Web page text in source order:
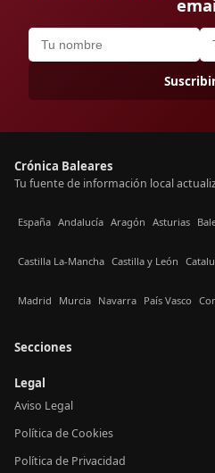
Crónica Baleares
Tu fuente de información local
España Andalucía Aragón Asturias
Castilla La-Mancha Castilla y León
Madrid Murcia Navarra País Vasco
Secciones
Legal
Aviso Legal
Política de Cookies
Política de Privacidad